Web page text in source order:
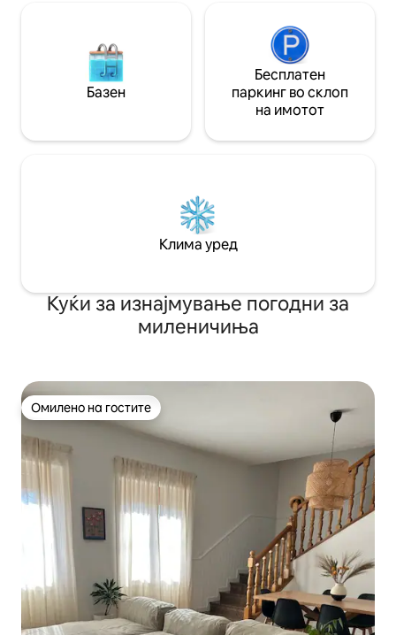
Базен
Бесплатен
паркинг во склоп
на имотот
Клима уред
Куќи за изнајмување погодни за
миленичиња
Омилено на гостите
Омилено на гостите